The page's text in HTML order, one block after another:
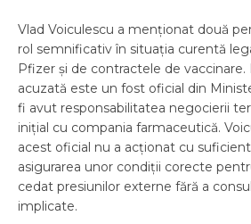
Vlad Voiculescu a menționat două
rol semnificativ în situația curentă
Pfizer și de contractele de vaccinare.
acuzată este un fost oficial din
fi avut responsabilitatea negocierii
inițial cu compania farmaceutică.
acest oficial nu a acționat cu
asigurarea unor condiții corecte
cedat presiunilor externe fără a
implicate.